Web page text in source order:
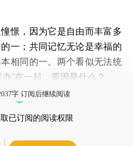
，因为它是自由而丰富多
一；共同记忆无论是幸福的
相同的一。两个看似无法统
”在一起，原因是什么？
字 订阅后继续阅读
已订阅的阅读权限